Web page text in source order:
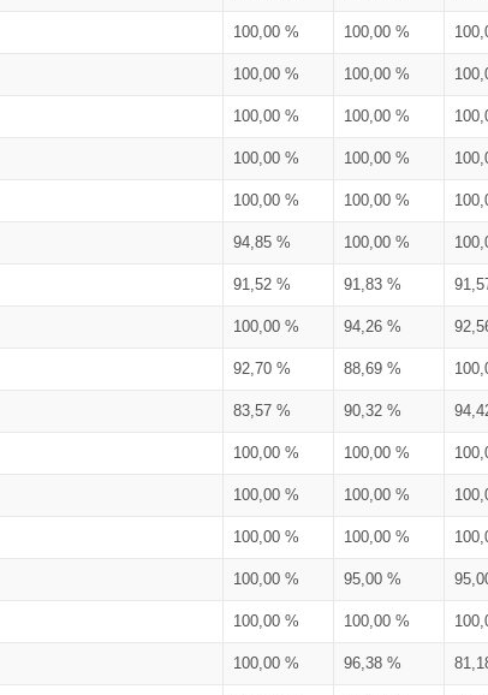
100,00 % 100,00 %
100,00 % 100,00 %
100,00 % 100,00 %
100,00 % 100,00 %
100,00 % 100,00 %
94,85 % 100,00 %
91,52 % 91,83 %
100,00 % 94,26 %
92,70 % 88,69 %
83,57 % 90,32 %
100,00 % 100,00 %
100,00 % 100,00 %
100,00 % 100,00 %
100,00 % 95,00 %
100,00 % 100,00 %
100,00 % 96,38 %